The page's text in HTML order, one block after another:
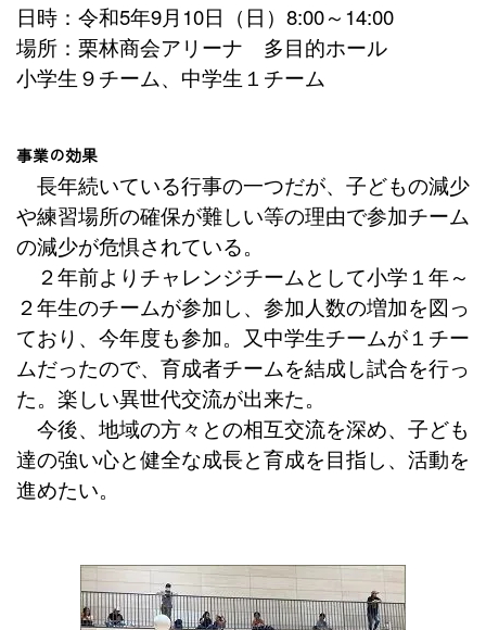
日時：令和5年9月 10日（日） 8:00～ 14:00
場所：栗林商会アリーナ 多目的ホール
小学生９チーム、中学生１チーム
事業の効果
長年続いている行事の一つだが、子どもの減少
や練習場所の確保が難しい等の理由で参加チーム
の減少が危惧されている。
２年前よりチャレンジチームとして小学１年～
２年生のチームが参加し、参加人数の増加を図っ
ており、今年度も参加。又中学生チームが１チー
ムだったので、育成者チームを結成し試合を行っ
た。楽しい異世代交流が出来た。
今後、地域の方々との相互交流を深め、子ども
達の強い心と健全な成長と育成を目指し、活動を
進めたい。